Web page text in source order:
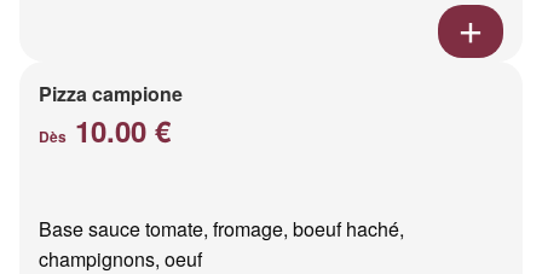
Pizza campione
Dès 10.00 €
Base sauce tomate, fromage, boeuf haché,
champignons, oeuf